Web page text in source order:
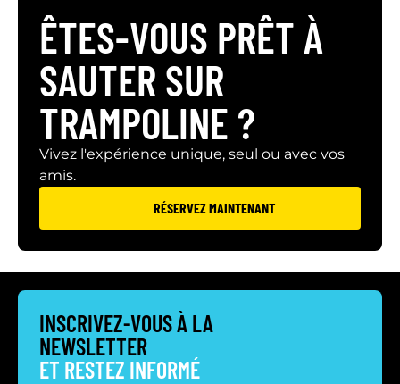
ÊTES-VOUS PRÊT À
SAUTER SUR
TRAMPOLINE ?
Vivez l'expérience unique, seul ou avec vos
amis.
RÉSERVEZ MAINTENANT
INSCRIVEZ-VOUS À LA
NEWSLETTER
ET RESTEZ INFORMÉ